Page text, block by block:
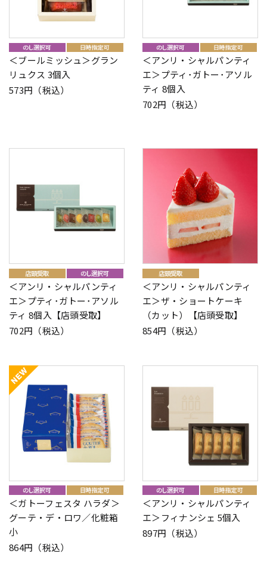
＜ブールミッシュ＞グラン
リュクス 3個入
573円（税込）
＜アンリ・シャルパンティ
エ＞プティ･ガトー･アソル
ティ 8個入
702円（税込）
＜アンリ・シャルパンティ
エ＞プティ･ガトー･アソル
ティ 8個入【店頭受取】
702円（税込）
＜アンリ・シャルパンティ
エ＞ザ・ショートケーキ
（カット）【店頭受取】
854円（税込）
＜ガトーフェスタ ハラダ＞
グーテ・デ・ロワ／化粧箱
小
864円（税込）
＜アンリ・シャルパンティ
エ＞フィナンシェ 5個入
897円（税込）